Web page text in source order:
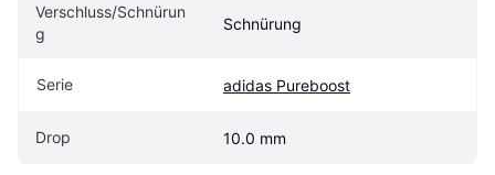
Verschluss/Schnürun
g
Schnürung
Serie adidas Pureboost
Drop 10.0 mm